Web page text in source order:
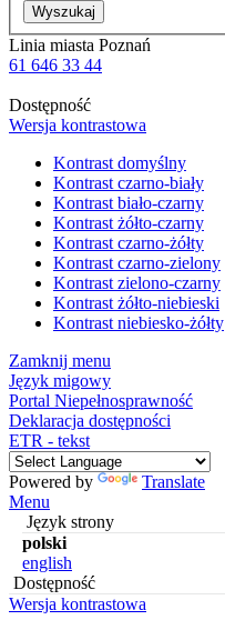
Wyszukaj
Linia miasta Poznań
61 646 33 44
Dostępność
Wersja kontrastowa
Kontrast domyślny
Kontrast czarno-biały
Kontrast biało-czarny
Kontrast żółto-czarny
Kontrast czarno-żółty
Kontrast czarno-zielony
Kontrast zielono-czarny
Kontrast żółto-niebieski
Kontrast niebiesko-żółty
Zamknij menu
Język migowy
Portal Niepełnosprawność
Deklaracja dostępności
ETR - tekst
Powered by
Translate
Menu
Język strony
polski
english
Dostępność
Wersja kontrastowa